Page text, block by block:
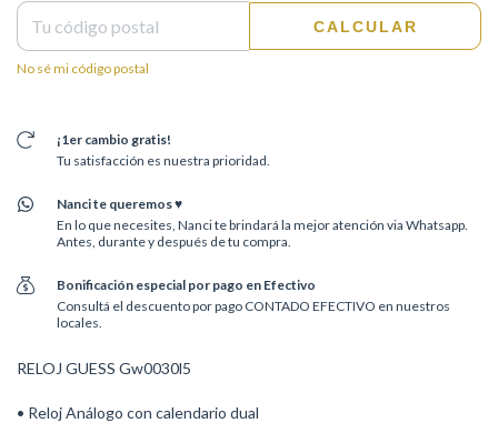
CALCULAR
No sé mi código postal
¡1er cambio gratis!
Tu satisfacción es nuestra prioridad.
Nanci te queremos ♥
En lo que necesites, Nanci te brindará la mejor atención via Whatsapp.
Antes, durante y después de tu compra.
Bonificación especial por pago en Efectivo
Consultá el descuento por pago CONTADO EFECTIVO en nuestros
locales.
RELOJ GUESS Gw0030l5
• Reloj Análogo con calendario dual